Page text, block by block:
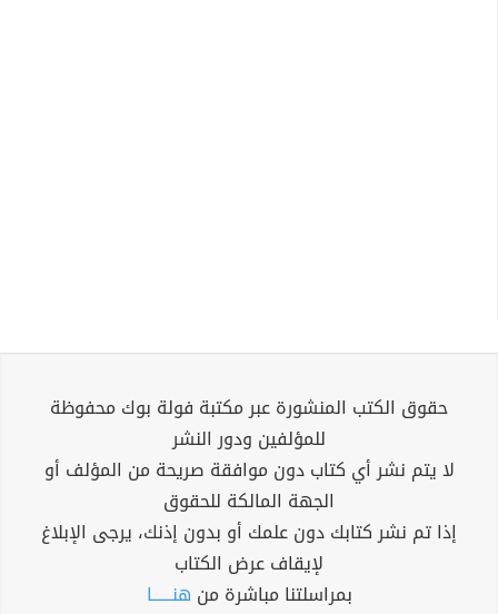
حقوق الكتب المنشورة عبر مكتبة فولة بوك محفوظة
للمؤلفين ودور النشر
لا يتم نشر أي كتاب دون موافقة صريحة من المؤلف أو
الجهة المالكة للحقوق
إذا تم نشر كتابك دون علمك أو بدون إذنك، يرجى الإبلاغ
لإيقاف عرض الكتاب
بمراسلتنا مباشرة من هنــــــا